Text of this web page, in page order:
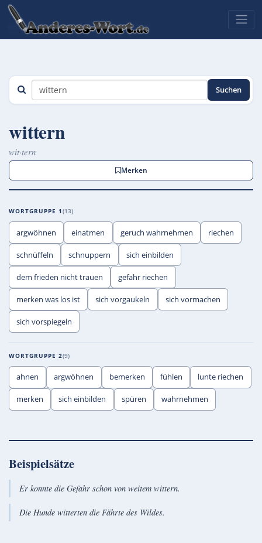
Suchen
wittern
wit·tern
Merken
WORTGRUPPE 1 13
argwöhnen einatmen geruch wahrnehmen riechen
schnüffeln schnuppern sich einbilden
dem frieden nicht trauen gefahr riechen
merken was los ist sich vorgaukeln sich vormachen
sich vorspiegeln
WORTGRUPPE 2 9
ahnen argwöhnen bemerken fühlen lunte riechen
merken sich einbilden spüren wahrnehmen
Beispielsätze
Er konnte die Gefahr schon von weitem wittern.
Die Hunde witterten die Fährte des Wildes.